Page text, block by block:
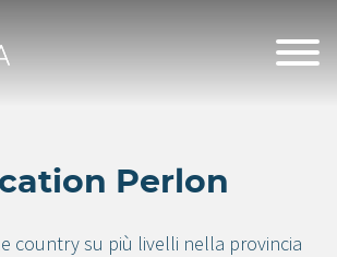
Perlon
country su più livelli nella provincia